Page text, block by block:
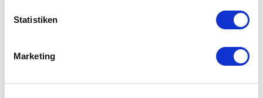
Statistiken
Marketing